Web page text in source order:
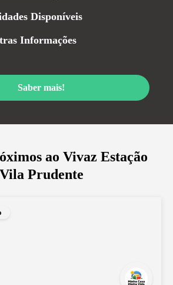
Disponíveis
Informações
Saber mais!
ao Vivaz Estação
Vila Prudente